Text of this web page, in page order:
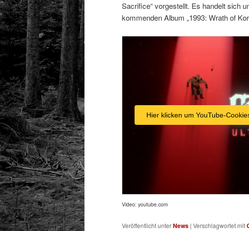
Sacrifice“ vorgestellt. Es handelt sich
kommenden Album „1993: Wrath of
Hier klicken um YouTube-
Video: youtube.com
Veröffentlicht unterNews | Verschlagwortet mit